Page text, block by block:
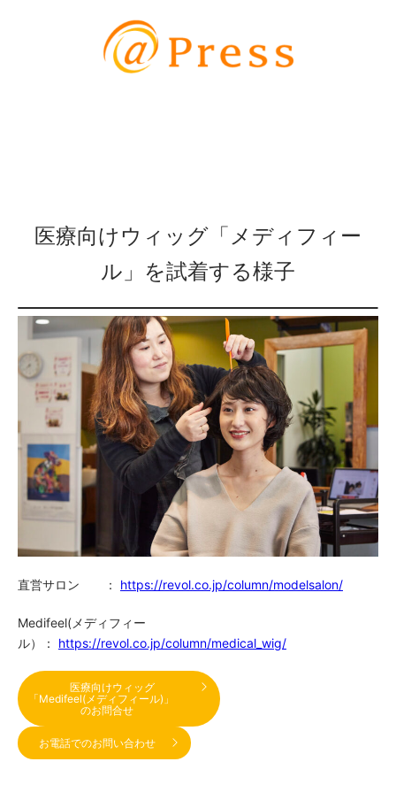
医療向けウィッグ「メディフィー
ル」を試着する様子
直営サロン ： https://revol.co.jp/column/modelsalon/
Medifeel(メディフィー
ル）： https://revol.co.jp/column/medical_wig/
医療向けウィッグ
「Medifeel(メディフィール)」
のお問合せ
お電話でのお問い合わせ